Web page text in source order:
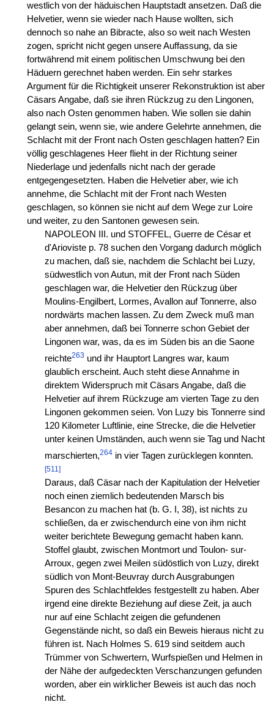
westlich von der häduischen Hauptstadt ansetzen. Daß die
Helvetier, wenn sie wieder nach Hause wollten, sich
dennoch so nahe an Bibracte, also so weit nach Westen
zogen, spricht nicht gegen unsere Auffassung, da sie
fortwährend mit einem politischen Umschwung bei den
Häduern gerechnet haben werden. Ein sehr starkes
Argument für die Richtigkeit unserer Rekonstruktion ist aber
Cäsars Angabe, daß sie ihren Rückzug zu den Lingonen,
also nach Osten genommen haben. Wie sollen sie dahin
gelangt sein, wenn sie, wie andere Gelehrte annehmen, die
Schlacht mit der Front nach Osten geschlagen hatten? Ein
völlig geschlagenes Heer flieht in der Richtung seiner
Niederlage und jedenfalls nicht nach der gerade
entgegengesetzten. Haben die Helvetier aber, wie ich
annehme, die Schlacht mit der Front nach Westen
geschlagen, so können sie nicht auf dem Wege zur Loire
und weiter, zu den Santonen gewesen sein.
NAPOLEON III. und STOFFEL, Guerre de César et
d'Arioviste p. 78 suchen den Vorgang dadurch möglich
zu machen, daß sie, nachdem die Schlacht bei Luzy,
südwestlich von Autun, mit der Front nach Süden
geschlagen war, die Helvetier den Rückzug über
Moulins-Engilbert, Lormes, Avallon auf Tonnerre, also
nordwärts machen lassen. Zu dem Zweck muß man
aber annehmen, daß bei Tonnerre schon Gebiet der
Lingonen war, was, da es im Süden bis an die Saone
reichte263 und ihr Hauptort Langres war, kaum
glaublich erscheint. Auch steht diese Annahme in
direktem Widerspruch mit Cäsars Angabe, daß die
Helvetier auf ihrem Rückzuge am vierten Tage zu den
Lingonen gekommen seien. Von Luzy bis Tonnerre sind
120 Kilometer Luftlinie, eine Strecke, die die Helvetier
unter keinen Umständen, auch wenn sie Tag und Nacht
marschierten,264 in vier Tagen zurücklegen konnten.
[511]
Daraus, daß Cäsar nach der Kapitulation der Helvetier
noch einen ziemlich bedeutenden Marsch bis
Besancon zu machen hat (b. G. I, 38), ist nichts zu
schließen, da er zwischendurch eine von ihm nicht
weiter berichtete Bewegung gemacht haben kann.
Stoffel glaubt, zwischen Montmort und Toulon- sur-
Arroux, gegen zwei Meilen südöstlich von Luzy, direkt
südlich von Mont-Beuvray durch Ausgrabungen
Spuren des Schlachtfeldes festgestellt zu haben. Aber
irgend eine direkte Beziehung auf diese Zeit, ja auch
nur auf eine Schlacht zeigen die gefundenen
Gegenstände nicht, so daß ein Beweis hieraus nicht zu
führen ist. Nach Holmes S. 619 sind seitdem auch
Trümmer von Schwertern, Wurfspießen und Helmen in
der Nähe der aufgedeckten Verschanzungen gefunden
worden, aber ein wirklicher Beweis ist auch das noch
nicht.